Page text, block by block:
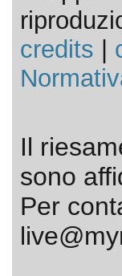
credits
Il
sono
Per